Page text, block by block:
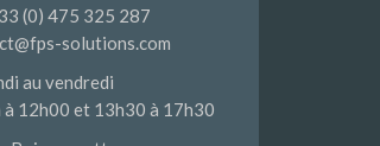
(0) 475 325 287
solutions.com
au vendredi
à 12h00 et 13h30 à 17h30